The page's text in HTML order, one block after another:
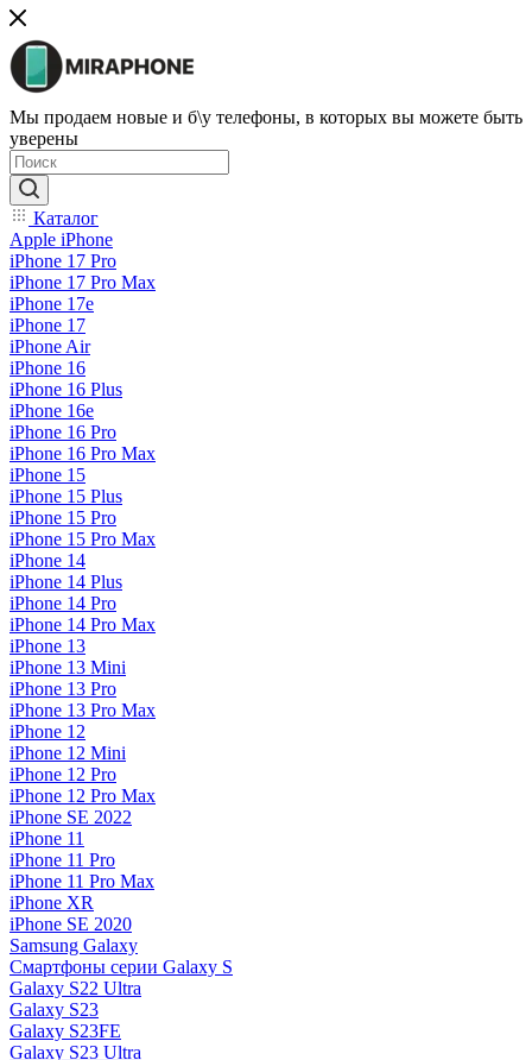
Мы продаем новые и б\у телефоны, в которых вы можете быть
уверены
Каталог
Apple iPhone
iPhone 17 Pro
iPhone 17 Pro Max
iPhone 17e
iPhone 17
iPhone Air
iPhone 16
iPhone 16 Plus
iPhone 16e
iPhone 16 Pro
iPhone 16 Pro Max
iPhone 15
iPhone 15 Plus
iPhone 15 Pro
iPhone 15 Pro Max
iPhone 14
iPhone 14 Plus
iPhone 14 Pro
iPhone 14 Pro Max
iPhone 13
iPhone 13 Mini
iPhone 13 Pro
iPhone 13 Pro Max
iPhone 12
iPhone 12 Mini
iPhone 12 Pro
iPhone 12 Pro Max
iPhone SE 2022
iPhone 11
iPhone 11 Pro
iPhone 11 Pro Max
iPhone XR
iPhone SE 2020
Samsung Galaxy
Смартфоны серии Galaxy S
Galaxy S22 Ultra
Galaxy S23
Galaxy S23FE
Galaxy S23 Ultra